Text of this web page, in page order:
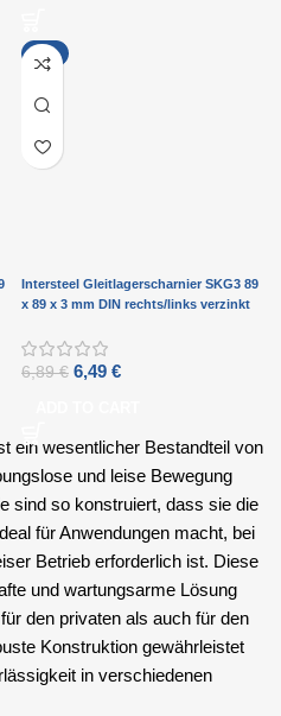
-6%
Intersteel Gleitlagerscharnier SKG3 89
x 89 x 3 mm DIN rechts/links verzinkt
6,89€ 6,49 €
ein wesentlicher Bestandteil von
und leise Bewegung
sind so konstruiert, dass sie die
für Anwendungen macht, bei
Betrieb erforderlich ist. Diese
und wartungsarme Lösung
den privaten als auch für den
Konstruktion gewährleistet
in verschiedenen